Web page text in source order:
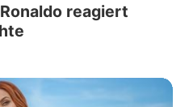
reagiert